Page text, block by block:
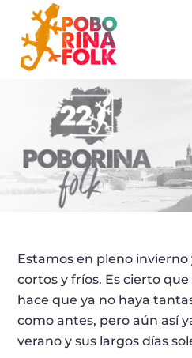
content
Estamos en pleno invierno
cortos y fríos. Es cierto
hace que ya no haya
como antes, pero aún así
verano y sus largos días